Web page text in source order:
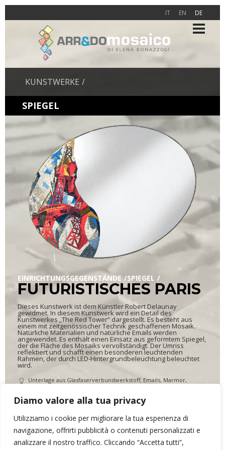
Diamo valore alla tua privacy
Utilizziamo i cookie per migliorare la tua esperienza di
navigazione, offrirti pubblicità o contenuti personalizzati e
analizzare il nostro traffico. Cliccando “Accetta tutti”,
IT EN DE
KUNSTWERKE
SPIEGEL
EINRICHTUNGSGEGENSTÄNDE SPIEGEL
FUTURISTISCHES PARIS
Dieses Kunstwerk ist dem Künstler Robert Delaunay
gewidmet. In diesem Kunstwerk wird ein Detail des
Kunstwerkes „The Red Tower” dargestellt. Es besteht aus
einem mit zeitgenössischer Technik geschaffenen Mosaik.
Natürliche Materialien und natürliche Emails werden
angewendet. Es enthält einen Einsatz aus geformtem Spiegel,
der die Fläche des Mosaiks vervollständigt. Der Umriss
reflektiert und schafft einen besonderen leuchtenden
Rahmen, der durch LED-Hintergrundbeleuchtung beleuchtet
wird.
Unterlage aus Glasfaserverbundwerkstoff, Emails, Marmor,
97 x 72 cm, Tiefe 5 cm
ARR&DOmosaico di Elena Bonazzoli- P.IVA 02634390302 - Via dei